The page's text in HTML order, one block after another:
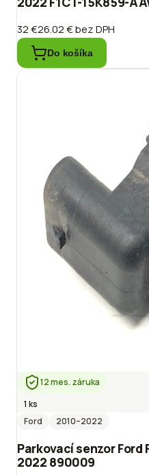
32 €26.02 €bez DPH
Do košíka
12 mes. záruka
1 ks
Ford
2010–2022
Parkovací senzor Ford
2022 890009